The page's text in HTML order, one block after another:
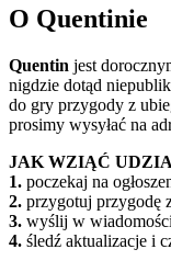
O Quentinie
Quentin jest
nigdzie dotąd
do gry przygody z
prosimy wysyłać na
JAK WZIĄĆ
1. poczekaj na
2. przygotuj przygodę
3. wyślij w
4. śledź aktualizacje i